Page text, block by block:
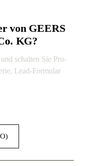
von GEERS
KG?
schalten Sie Pro-
Lead-Formular